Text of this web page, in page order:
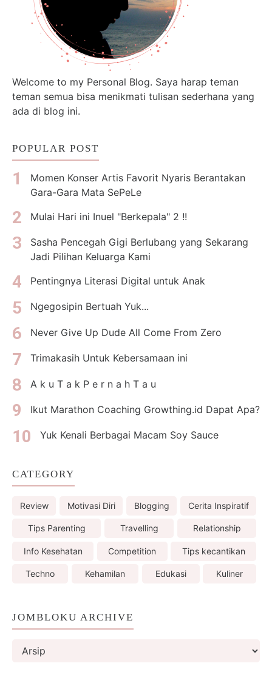
Welcome to my Personal Blog. Saya harap teman
teman semua bisa menikmati tulisan sederhana yang
ada di blog ini.
POPULAR POST
Momen Konser Artis Favorit Nyaris Berantakan
Gara-Gara Mata SePeLe
Mulai Hari ini Inuel "Berkepala" 2 !!
Sasha Pencegah Gigi Berlubang yang Sekarang
Jadi Pilihan Keluarga Kami
Pentingnya Literasi Digital untuk Anak
Ngegosipin Bertuah Yuk...
Never Give Up Dude All Come From Zero
Trimakasih Untuk Kebersamaan ini
A k u T a k P e r n a h T a u
Ikut Marathon Coaching Growthing.id Dapat Apa?
Yuk Kenali Berbagai Macam Soy Sauce
CATEGORY
Review Motivasi Diri Blogging Cerita Inspiratif
Tips Parenting Travelling Relationship
Info Kesehatan Competition Tips kecantikan
Techno Kehamilan Edukasi Kuliner
JOMBLOKU ARCHIVE